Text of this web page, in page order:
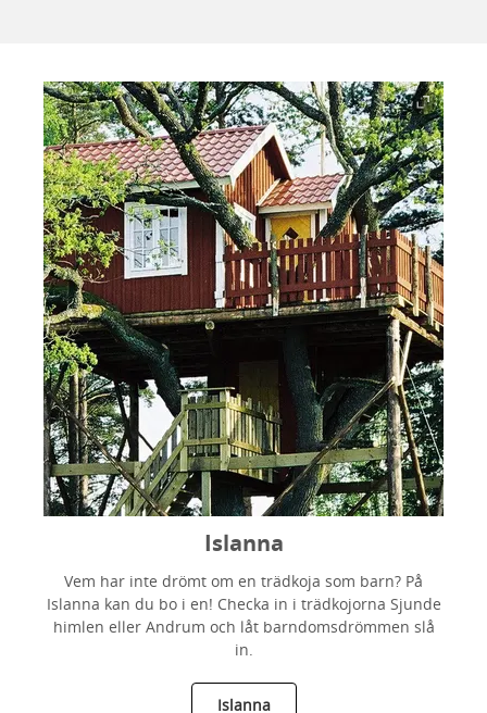
Islanna
Vem har inte drömt om en trädkoja som barn? På
Islanna kan du bo i en! Checka in i trädkojorna Sjunde
himlen eller Andrum och låt barndomsdrömmen slå
in.
Islanna